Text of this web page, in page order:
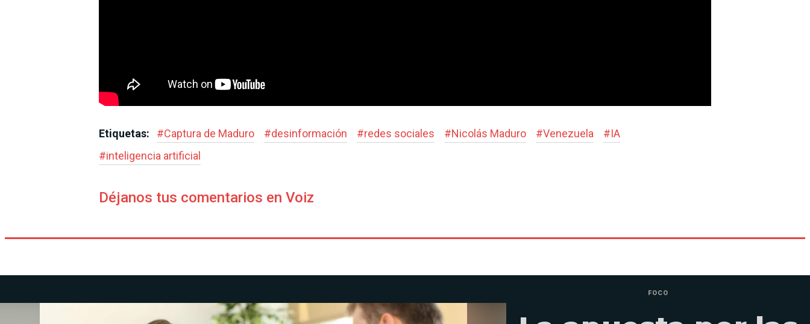
Etiquetas: #Captura de Maduro #desinformación #redes sociales #Nicolás Maduro #Venezuela #IA
#inteligencia artificial
Déjanos tus comentarios en Voiz
FOCO